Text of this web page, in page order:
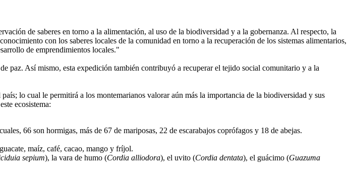
de saberes en torno a la alimentación, al uso de la biodiversidad y a la gobernanza. Al respecto, la
con los saberes locales de la comunidad en torno a la recuperación de los sistemas alimentarios,
de emprendimientos locales."
paz. Así mismo, esta expedición también contribuyó a recuperar el tejido social comunitario y a la
lo cual le permitirá a los montemarianos valorar aún más la importancia de la biodiversidad y sus
ecosistema:
66 son hormigas, más de 67 de mariposas, 22 de escarabajos coprófagos y 18 de abejas.
maíz, café, cacao, mango y fríjol.
sepium), la vara de humo (Cordia alliodora), el uvito (Cordia dentata), el guácimo (Guazuma